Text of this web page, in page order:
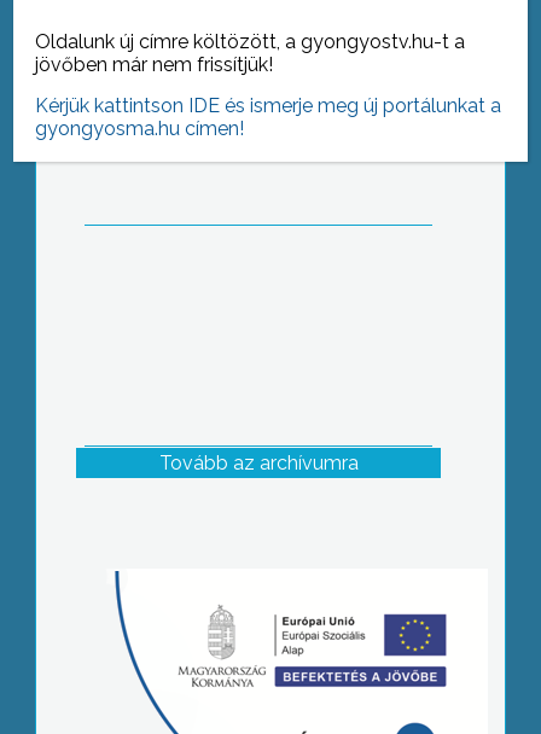
ortodoxia kincseiként gondolunk az
ikonokra
Tovább az archívumra
Oldalunk új címre költözött, a gyongyostv.hu-t a
jövőben már nem frissítjük!
Kérjük kattintson IDE és ismerje meg új portálunkat a
gyongyosma.hu címen!